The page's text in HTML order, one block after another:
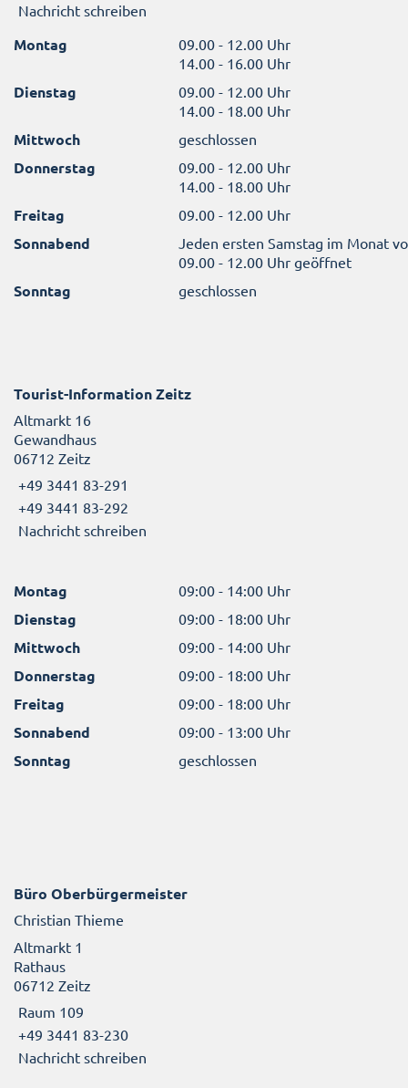
Nachricht schreiben
Montag
09.00 - 12.00 Uhr
14.00 - 16.00 Uhr
Dienstag
09.00 - 12.00 Uhr
14.00 - 18.00 Uhr
Mittwoch geschlossen
Donnerstag
09.00 - 12.00 Uhr
14.00 - 18.00 Uhr
Freitag 09.00 - 12.00 Uhr
Sonnabend
Jeden ersten Samstag im Monat
09.00 - 12.00 Uhr geöffnet
Sonntag geschlossen
Tourist-Information Zeitz
Altmarkt 16
Gewandhaus
06712 Zeitz
+49 3441 83-291
+49 3441 83-292
Nachricht schreiben
Montag 09:00 - 14:00 Uhr
Dienstag 09:00 - 18:00 Uhr
Mittwoch 09:00 - 14:00 Uhr
Donnerstag 09:00 - 18:00 Uhr
Freitag 09:00 - 18:00 Uhr
Sonnabend 09:00 - 13:00 Uhr
Sonntag geschlossen
Büro Oberbürgermeister
Christian Thieme
Altmarkt 1
Rathaus
06712 Zeitz
Raum 109
+49 3441 83-230
Nachricht schreiben